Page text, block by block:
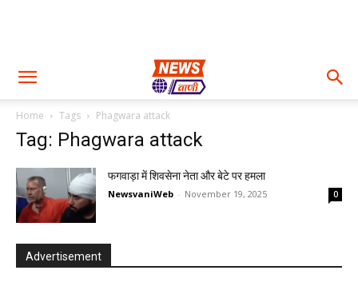
Home Tags Phagwara attack
Tag: Phagwara attack
फगवाड़ा में शिवसेना नेता और बेटे पर हमला
NewsvaniWeb - November 19, 2025 0
Advertisement